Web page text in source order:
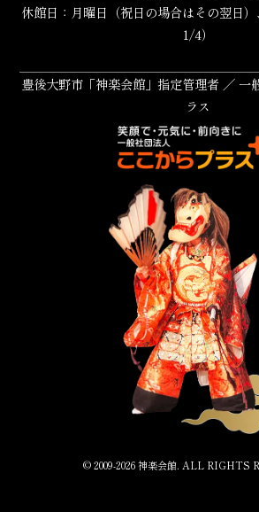
休館日：月曜日（祝日の場合はその翌日
1/4）
豊後大野市「神楽会館」指定管理者 ／ 一
ラス
© 2009-2026 神楽会館. ALL RIGHTS